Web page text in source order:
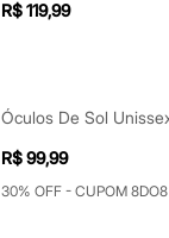
R$ 119,99
R$ 99,99
30% OFF - CUPOM 8DO8